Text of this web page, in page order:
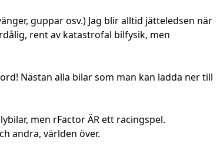
guppar osv.) Jag blir alltid jätteledsen när
rent av katastrofal bilfysik, men
Nästan alla bilar som man kan ladda ner till
men rFactor ÄR ett racingspel.
andra, världen över.